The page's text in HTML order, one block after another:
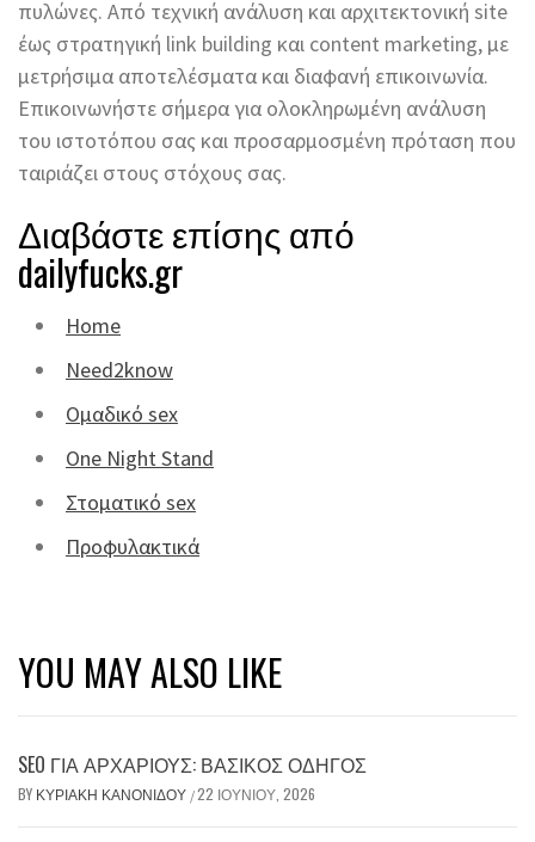
πυλώνες. Από τεχνική ανάλυση και αρχιτεκτονική site
έως στρατηγική link building και content marketing, με
μετρήσιμα αποτελέσματα και διαφανή επικοινωνία.
Επικοινωνήστε σήμερα για ολοκληρωμένη ανάλυση
του ιστοτόπου σας και προσαρμοσμένη πρόταση που
ταιριάζει στους στόχους σας.
Διαβάστε επίσης από
dailyfucks.gr
Home
Need2know
Ομαδικό sex
One Night Stand
Στοματικό sex
Προφυλακτικά
YOU MAY ALSO LIKE
SEO ΓΙΑ ΑΡΧΆΡΙΟΥΣ: ΒΑΣΙΚΌΣ ΟΔΗΓΌΣ
BY ΚΥΡΙΑΚΉ ΚΑΝΟΝΊΔΟΥ /22 ΙΟΥΝΊΟΥ, 2026